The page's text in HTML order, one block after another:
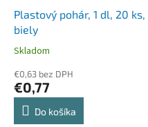
Plastový pohár, 1 dl, 20 ks,
biely
Skladom
€0,63 bez DPH
€0,77
Do košíka